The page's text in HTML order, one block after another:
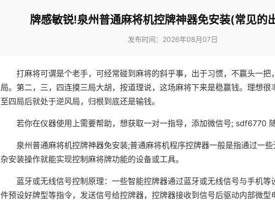
牌感敏锐!泉州普通麻将机控牌神器免安装(常见的
发布时间：2026年08月07日
打麻将可谓是个老手，可经常碰到麻将的斜乎事，出于习惯，不赢头一把
局。第二，三，四连摸三局大胡，按道理说，这场麻将下来是稳赢钱。理想很
至四局后就处于逆风局，归根到底还是输钱。
若你在仪器使用上需要帮助，想获取一对一指导，添加微信号; sdf6770 随
泉州普通麻将机控牌神器免安装;普通麻将机程序控牌器一般是指通过一
杂安装操作就能实现控制麻将牌功能的设备或工具。
蓝牙或无线信号控制原理：一些智能控牌器通过蓝牙或无线信号与手机等
件预设好牌型等指令，发送信号给控牌器，控牌器接收到信号后驱动内部微型